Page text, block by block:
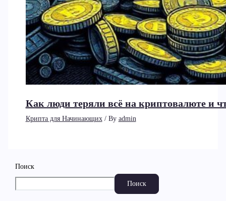
Как люди теряли всё на криптовалюте и
Крипта для Начинающих/ By admin
Поиск
Поиск